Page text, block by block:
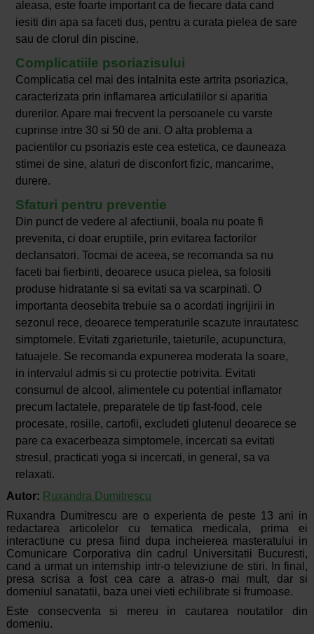
aleasa, este foarte important ca de fiecare data cand
iesiti din apa sa faceti dus, pentru a curata pielea de sare
sau de clorul din piscine.
Complicatiile psoriazisului
Complicatia cel mai des intalnita este artrita psoriazica,
caracterizata prin inflamarea articulatiilor si aparitia
durerilor. Apare mai frecvent la persoanele cu varste
cuprinse intre 30 si 50 de ani. O alta problema a
pacientilor cu psoriazis este cea estetica, ce dauneaza
stimei de sine, alaturi de disconfort fizic, mancarime,
durere.
Sfaturi pentru preventie
Din punct de vedere al afectiunii, boala nu poate fi
prevenita, ci doar eruptiile, prin evitarea factorilor
declansatori. Tocmai de aceea, se recomanda sa nu
faceti bai fierbinti, deoarece usuca pielea, sa folositi
produse hidratante si sa evitati sa va scarpinati. O
importanta deosebita trebuie sa o acordati ingrijirii in
sezonul rece, deoarece temperaturile scazute inrautatesc
simptomele. Evitati zgarieturile, taieturile, acupunctura,
tatuajele. Se recomanda expunerea moderata la soare,
in intervalul admis si cu protectie potrivita. Evitati
consumul de alcool, alimentele cu potential inflamator
precum lactatele, preparatele de tip fast-food, cele
procesate, rosiile, cartofii, excludeti glutenul deoarece se
pare ca exacerbeaza simptomele, incercati sa evitati
stresul, practicati yoga si incercati, in general, sa va
relaxati.
Autor: Ruxandra Dumitrescu
Ruxandra Dumitrescu are o experienta de peste 13 ani in
redactarea articolelor cu tematica medicala, prima ei
interactiune cu presa fiind dupa incheierea masteratului in
Comunicare Corporativa din cadrul Universitatii Bucuresti,
cand a urmat un internship intr-o televiziune de stiri. In final,
presa scrisa a fost cea care a atras-o mai mult, dar si
domeniul sanatatii, baza unei vieti echilibrate si frumoase.
Este consecventa si mereu in cautarea noutatilor din
domeniu.